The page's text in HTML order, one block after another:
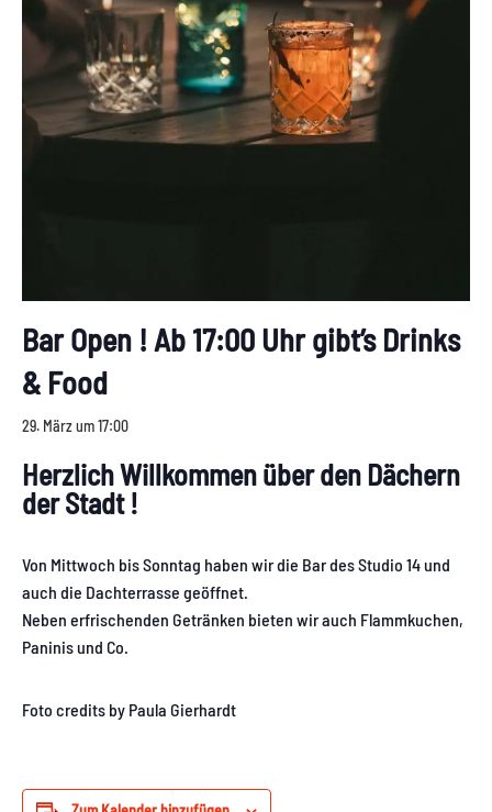
Bar Open ! Ab 17:00 Uhr gibt’s Drinks
& Food
29. März um 17:00
Herzlich Willkommen über den Dächern
der Stadt !
Von Mittwoch bis Sonntag haben wir die Bar des Studio 14 und
auch die Dachterrasse geöffnet.
Neben erfrischenden Getränken bieten wir auch Flammkuchen,
Paninis und Co.
Foto credits by Paula Gierhardt